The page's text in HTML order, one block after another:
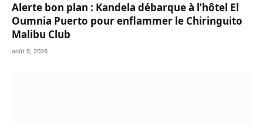
Alerte bon plan : Kandela débarque à l’hôtel El
Oumnia Puerto pour enflammer le Chiringuito
Malibu Club
août 5, 2026